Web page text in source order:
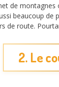
de
beaucoup de
de route.
2. Le